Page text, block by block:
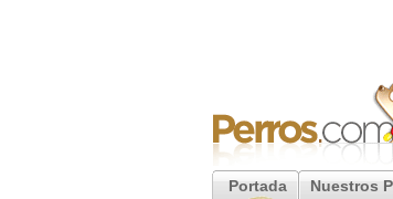
Portada Nuestros